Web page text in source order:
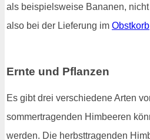
als beispielsweise Bananen,
also bei der Lieferung im Obstkorb
Ernte und Pflanzen
Es gibt drei verschiedene Arten
sommertragenden Himbeeren
werden. Die herbsttragenden